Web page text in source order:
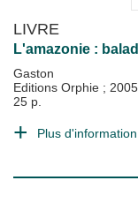
LIVRE
L'amazonie :
Gaston
Editions Orphie ; 2005
25 p.
Plus